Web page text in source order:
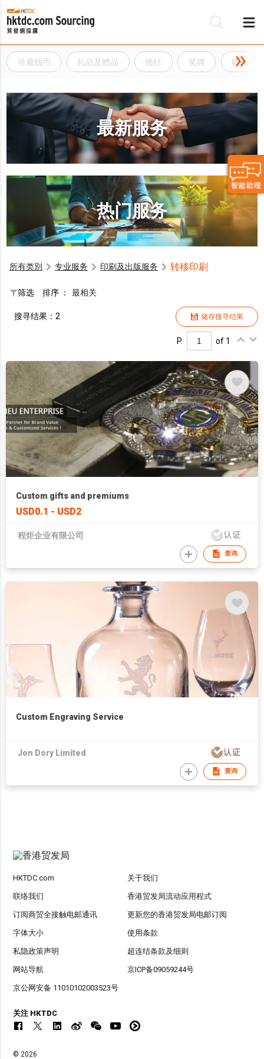
珍藏钱币 礼品及赠品 领针 奖牌 赠品
最新服务
热门服务
所有类別 专业服务 印刷及出版服务 转移印刷
筛选 排序 ： 最相关
储存搜寻结果
搜寻结果：2
P. of 1
Custom gifts and premiums
USD0.1 - USD2
程炬企业有限公司
查询
Custom Engraving Service
Jon Dory Limited
查询
HKTDC.com 关于我们
联络我们 香港贸发局流动应用程式
订阅商贸全接触电邮通讯 更新您的香港贸发局电邮订阅
字体大小 使用条款
私隐政策声明 超连结条款及细则
网站导航 京ICP备09059244号
京公网安备 11010102003523号
关注 HKTDC
© 2026